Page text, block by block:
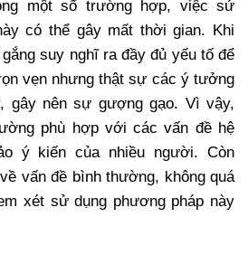
một số trường hợp, việc sử
có thể gây mất thời gian. Khi
suy nghĩ ra đầy đủ yếu tố để
vẹn nhưng thật sự các ý tưởng
gây nên sự gượng gạo. Vì vậy,
phù hợp với các vấn đề hệ
ý kiến của nhiều người. Còn
vấn đề bình thường, không quá
xét sử dụng phương pháp này